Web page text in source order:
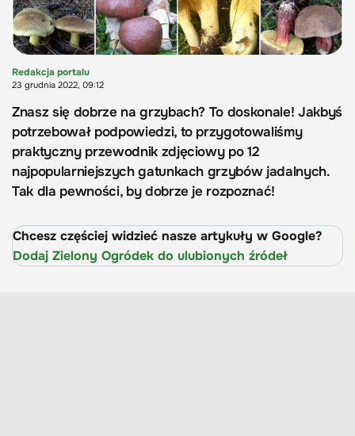
Redakcja portalu
23 grudnia 2022, 09:12
Znasz się dobrze na grzybach? To doskonale! Jakbyś
potrzebował podpowiedzi, to przygotowaliśmy
praktyczny przewodnik zdjęciowy po 12
najpopularniejszych gatunkach grzybów jadalnych.
Tak dla pewności, by dobrze je rozpoznać!
Chcesz częściej widzieć nasze artykuły w Google?
Dodaj Zielony Ogródek do ulubionych źródeł